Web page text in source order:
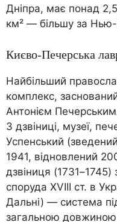
Дніпра, має понад
км² — більшу за
Києво-Печерська
Найбільший
комплекс,
Антонієм
3 дзвіниці, музеї,
Успенський
1941, відновлений
дзвіниця
споруда XVIII ст. в
Дальні) — система
загальною